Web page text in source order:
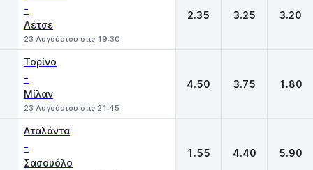
-
Λέτσε
23 Αυγούστου στις 19:30
2.35 3.25 3.20
Τορίνο
-
Μίλαν
23 Αυγούστου στις 21:45
4.50 3.75 1.80
Αταλάντα
-
Σασουόλο
1.55 4.40 5.90